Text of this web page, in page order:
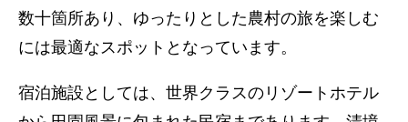
数十箇所あり、ゆったりとした農村の旅を楽しむ
には最適なスポットとなっています。
宿泊施設としては、世界クラスのリゾートホテル